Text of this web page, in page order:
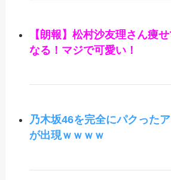
【朗報】松村沙友理さん痩
なる！マジで可愛い！
乃木坂46を完全にパクった
が出現ｗｗｗｗ